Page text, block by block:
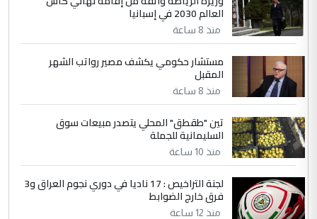
العالم 2030 في إسبانيا
منذ 8 ساعة
مستشار حكومي يكشف مصير رواتب الشهر
المقبل
منذ 8 ساعة
تين "طقطق" المحلي يتصدر مبيعات سوق
السليمانية للجملة
منذ 10 ساعة
لجنة التراخيص : 17 ناديا في دوري نجوم العراق و3
فرق خارج الضوابط
منذ 12 ساعة